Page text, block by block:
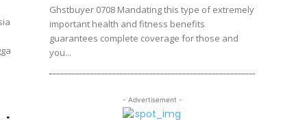
Ghstbuyer 0708 Mandating this type of extremely
important health and fitness benefits
guarantees complete coverage for those and
you...
- Advertisement -